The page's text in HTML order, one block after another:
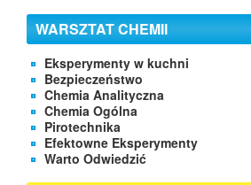
WARSZTAT CHEMII
Eksperymenty w kuchni
Bezpieczeństwo
Chemia Analityczna
Chemia Ogólna
Pirotechnika
Efektowne Eksperymenty
Warto Odwiedzić